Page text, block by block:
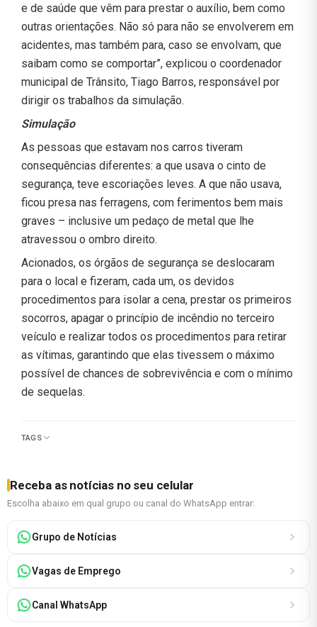
e de saúde que vêm para prestar o auxílio, bem como
outras orientações. Não só para não se envolverem em
acidentes, mas também para, caso se envolvam, que
saibam como se comportar”, explicou o coordenador
municipal de Trânsito, Tiago Barros, responsável por
dirigir os trabalhos da simulação.
Simulação
As pessoas que estavam nos carros tiveram
consequências diferentes: a que usava o cinto de
segurança, teve escoriações leves. A que não usava,
ficou presa nas ferragens, com ferimentos bem mais
graves – inclusive um pedaço de metal que lhe
atravessou o ombro direito.
Acionados, os órgãos de segurança se deslocaram
para o local e fizeram, cada um, os devidos
procedimentos para isolar a cena, prestar os primeiros
socorros, apagar o princípio de incêndio no terceiro
veículo e realizar todos os procedimentos para retirar
as vítimas, garantindo que elas tivessem o máximo
possível de chances de sobrevivência e com o mínimo
de sequelas.
TAGS
Receba as notícias no seu celular
Escolha abaixo em qual grupo ou canal do WhatsApp entrar:
Grupo de Notícias
Vagas de Emprego
Canal WhatsApp